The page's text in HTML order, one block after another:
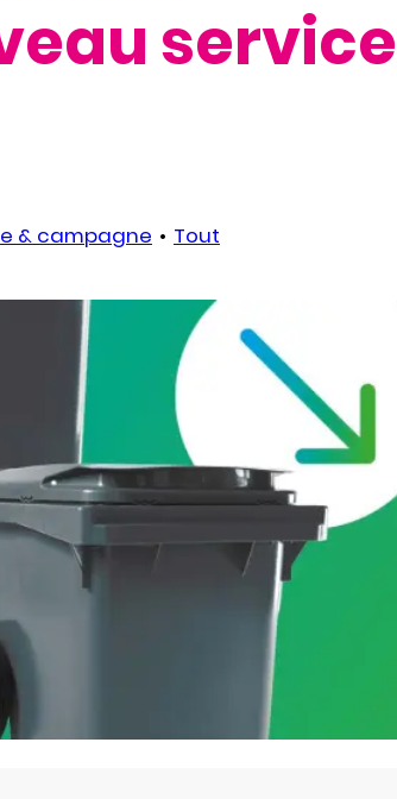
service
& campagne Tout